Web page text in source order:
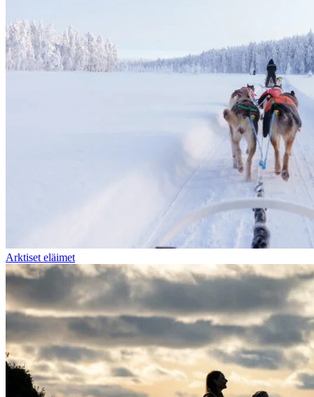
Arktiset eläimet